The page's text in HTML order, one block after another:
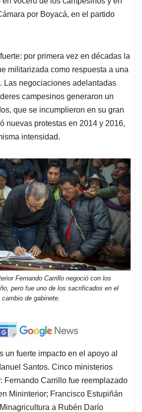
por Boyacá, en el partido
por primera vez en décadas la
militarizada como respuesta a una
Las negociaciones adelantadas
campesinos generaron un
que se incumplieron en su gran
nuevas protestas en 2014 y 2016,
intensidad.
Fernando Carrillo negoció con los
pero fue uno de los sacrificados en el
cambio de gabinete.
un fuerte impacto en el apoyo al
Santos. Cinco ministerios
Fernando Carrillo fue reemplazado
Mininterior; Francisco Estupiñán
a Rubén Darío